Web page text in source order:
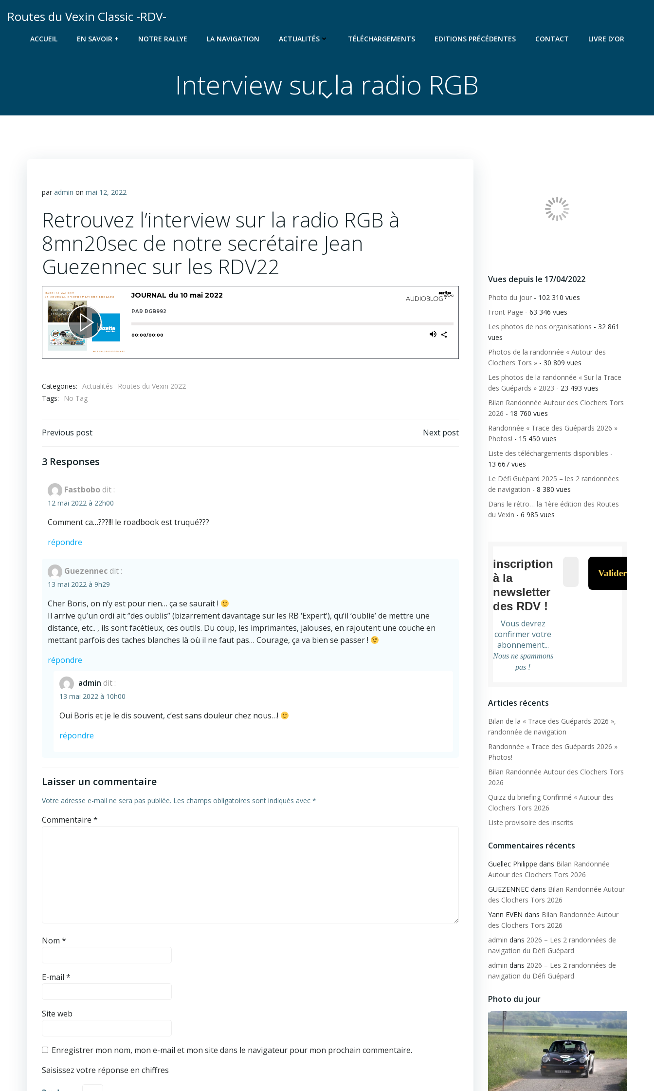
Routes du Vexin Classic -RDV-
ACCUEIL EN SAVOIR + NOTRE RALLYE LA NAVIGATION ACTUALITÉS TÉLÉCHARGEMENTS EDITIONS PRÉCÉDENTES CONTACT LIVRE D’OR
Interview sur la radio RGB
par admin on mai 12, 2022
Retrouvez l’interview sur la radio RGB à
8mn20sec de notre secrétaire Jean
Guezennec sur les RDV22
Categories: Actualités
Routes du Vexin 2022
Tags:
No Tag
Post
navigation
Previous post Next post
3 Responses
Fastbobodit :
12 mai 2022 à 22h00
Comment ca…???!!! le roadbook est truqué???
répondre
Guezennecdit :
13 mai 2022 à 9h29
Cher Boris, on n’y est pour rien… ça se saurait !
Il arrive qu’un ordi ait ‘’des oublis’’ (bizarrement davantage sur les RB ‘Expert’), qu’il ‘oublie’ de mettre une
distance, etc.. , ils sont facétieux, ces outils. Du coup, les imprimantes, jalouses, en rajoutent une couche en
mettant parfois des taches blanches là où il ne faut pas… Courage, ça va bien se passer !
répondre
admin dit :
13 mai 2022 à 10h00
Oui Boris et je le dis souvent, c’est sans douleur chez nous…!
répondre
Laisser un commentaire
Votre adresse e-mail ne sera pas publiée. Les champs obligatoires sont indiqués avec *
Commentaire *
Nom *
E-mail *
Site web
Enregistrer mon nom, mon e-mail et mon site dans le navigateur pour mon prochain commentaire.
Saisissez votre réponse en chiffres
Vues depuis le 17/04/2022
Photo du jour- 102 310 vues
Front Page - 63 346 vues
Les photos de nos organisations - 32 861
vues
Photos de la randonnée « Autour des
Clochers Tors »- 30 809 vues
Les photos de la randonnée « Sur la Trace
des Guépards » 2023 - 23 493 vues
Bilan Randonnée Autour des Clochers Tors
2026 - 18 760 vues
Randonnée « Trace des Guépards 2026 »
Photos! - 15 450 vues
Liste des téléchargements disponibles -
13 667 vues
Le Défi Guépard 2025 – les 2 randonnées
de navigation - 8 380 vues
Dans le rétro… la 1ère édition des Routes
du Vexin - 6 985 vues
inscription
à la
newsletter
des RDV !
Vous devrez
confirmer votre
abonnement...
Nous ne spammons
pas !
Articles récents
Bilan de la « Trace des Guépards 2026 »,
randonnée de navigation
Randonnée « Trace des Guépards 2026 »
Photos!
Bilan Randonnée Autour des Clochers Tors
2026
Quizz du briefing Confirmé « Autour des
Clochers Tors 2026
Liste provisoire des inscrits
Commentaires récents
Guellec Philippe dans Bilan Randonnée
Autour des Clochers Tors 2026
GUEZENNEC dans Bilan Randonnée Autour
des Clochers Tors 2026
Yann EVEN dans Bilan Randonnée Autour
des Clochers Tors 2026
admin dans 2026 – Les 2 randonnées de
navigation du Défi Guépard
admin dans 2026 – Les 2 randonnées de
navigation du Défi Guépard
Photo du jour